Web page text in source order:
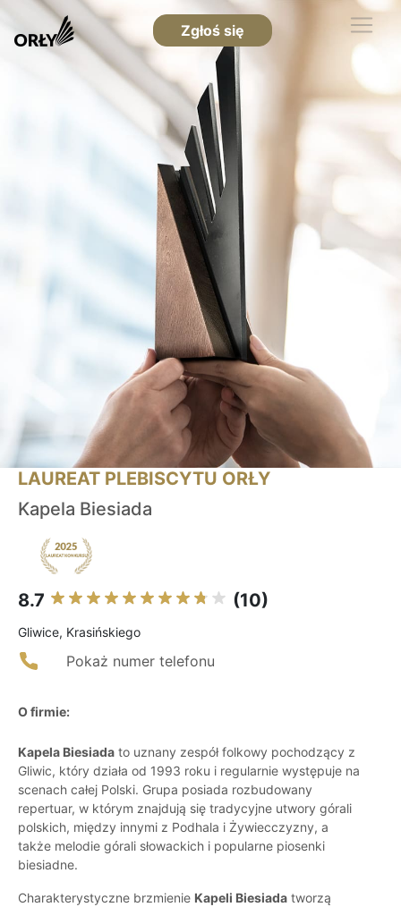
Zgłoś się
LAUREAT PLEBISCYTU ORŁY
Kapela Biesiada
8.7 (10)
Gliwice, Krasińskiego
Pokaż numer telefonu
O firmie:
Kapela Biesiada to uznany zespół folkowy pochodzący z
Gliwic, który działa od 1993 roku i regularnie występuje na
scenach całej Polski. Grupa posiada rozbudowany
repertuar, w którym znajdują się tradycyjne utwory górali
polskich, między innymi z Podhala i Żywiecczyzny, a
także melodie górali słowackich i popularne piosenki
biesiadne.
Charakterystyczne brzmienie Kapeli Biesiada tworzą